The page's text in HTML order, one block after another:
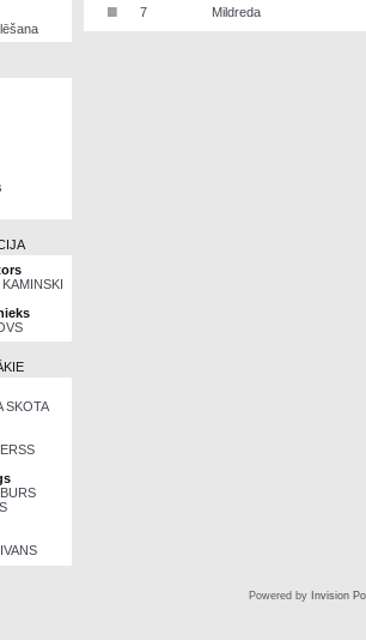
SKOTA
■ 7 Mildreda
Powered by Invision